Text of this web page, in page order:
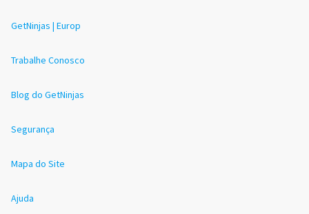
GetNinjas | Europ
Trabalhe Conosco
Blog do GetNinjas
Segurança
Mapa do Site
Ajuda